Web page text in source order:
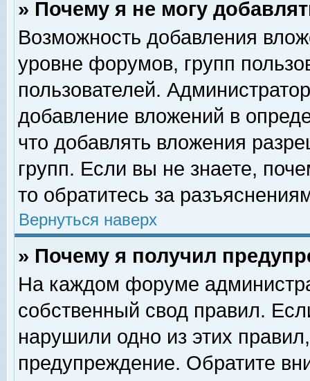
» Почему я не могу
Возможность добавления
уровне форумов, групп
пользователей.
добавление вложений в
что добавлять вложения
групп. Если вы не знаете,
то обратитесь за
Вернуться наверх
» Почему я получил
На каждом форуме
собственный свод правил.
нарушили одно из этих
предупреждение. Обратите